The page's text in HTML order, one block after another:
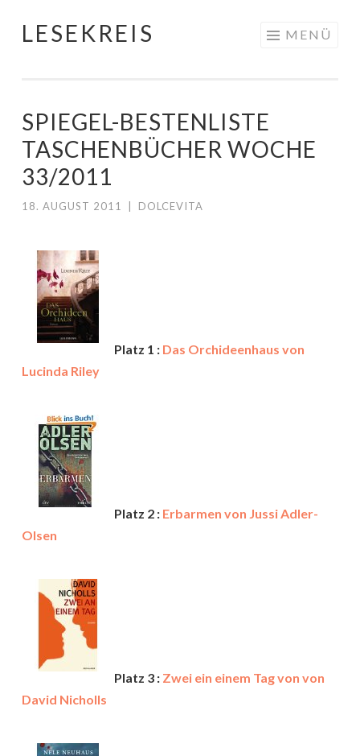
Springe
LESEKREIS MENÜ
SPIEGEL-BESTENLISTE
TASCHENBÜCHER WOCHE
33/2011
18. AUGUST 2011 DOLCEVITA
Platz 1 : Das Orchideenhaus von
Lucinda Riley
Platz 2 : Erbarmen von Jussi Adler-
Olsen
Platz 3 : Zwei ein einem Tag von von
David Nicholls